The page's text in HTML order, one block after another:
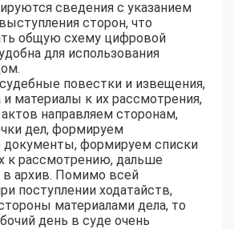
сведения с указанием
сторон, что
общую схему цифровой
для использования
повестки и извещения,
материалы к их рассмотрения,
направляем сторонам,
дел, формируем
документы, формируем списки
к рассмотрению, дальше
в архив. Помимо всей
поступлении ходатайств,
материалами дела, то
день в суде очень